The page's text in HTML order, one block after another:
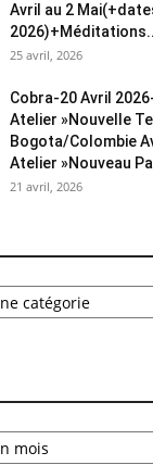
Avril au 2
25 avril, 2026
Cobra-20 Avril
Atelier »Nouvelle
Bogota/Colombie
Atelier »Nouveau
21 avril, 2026